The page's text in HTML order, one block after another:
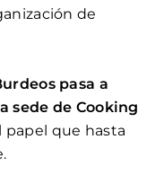
de
pasa a
sede de Cooking
papel que hasta